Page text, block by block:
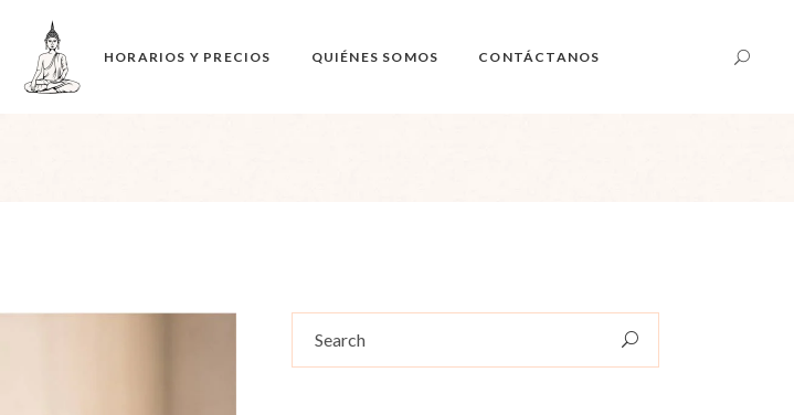
HORARIOS Y PRECIOS QUIÉNES SOMOS
Habitaciones en alquiler
CONTÁCTANOS
Search
for: